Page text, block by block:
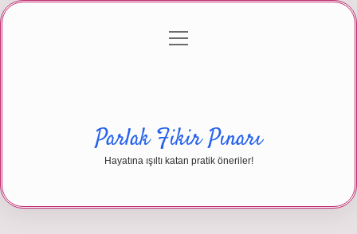
Gizlilik Politikası
menüyü
Parlak Fikir Pınarı
Hayatına ışıltı katan pratik öneriler!